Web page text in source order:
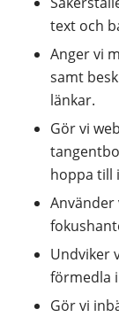
text och
Anger vi
samt
länkar.
Gör vi
hoppa till
Undviker
förmedla
Gör vi